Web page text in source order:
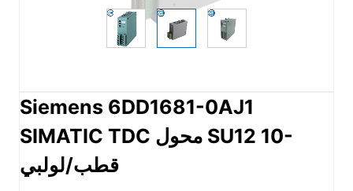
Siemens 6DD1681-0AJ1
SIMATIC TDC محول SU12 10-
قطب/لولبي